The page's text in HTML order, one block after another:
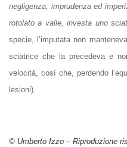
negligenza, imprudenza ed
rotolato a valle, investa uno
specie, l’imputata non
sciatrice che la precedeva e
velocità, così che, perdendo
lesioni).
© Umberto Izzo – Riproduzione